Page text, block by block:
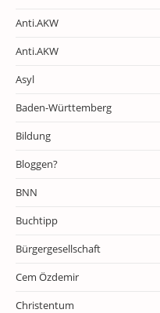
Anti.AKW
Anti.AKW
Asyl
Baden-Württemberg
Bildung
Bloggen?
BNN
Buchtipp
Bürgergesellschaft
Cem Özdemir
Christentum